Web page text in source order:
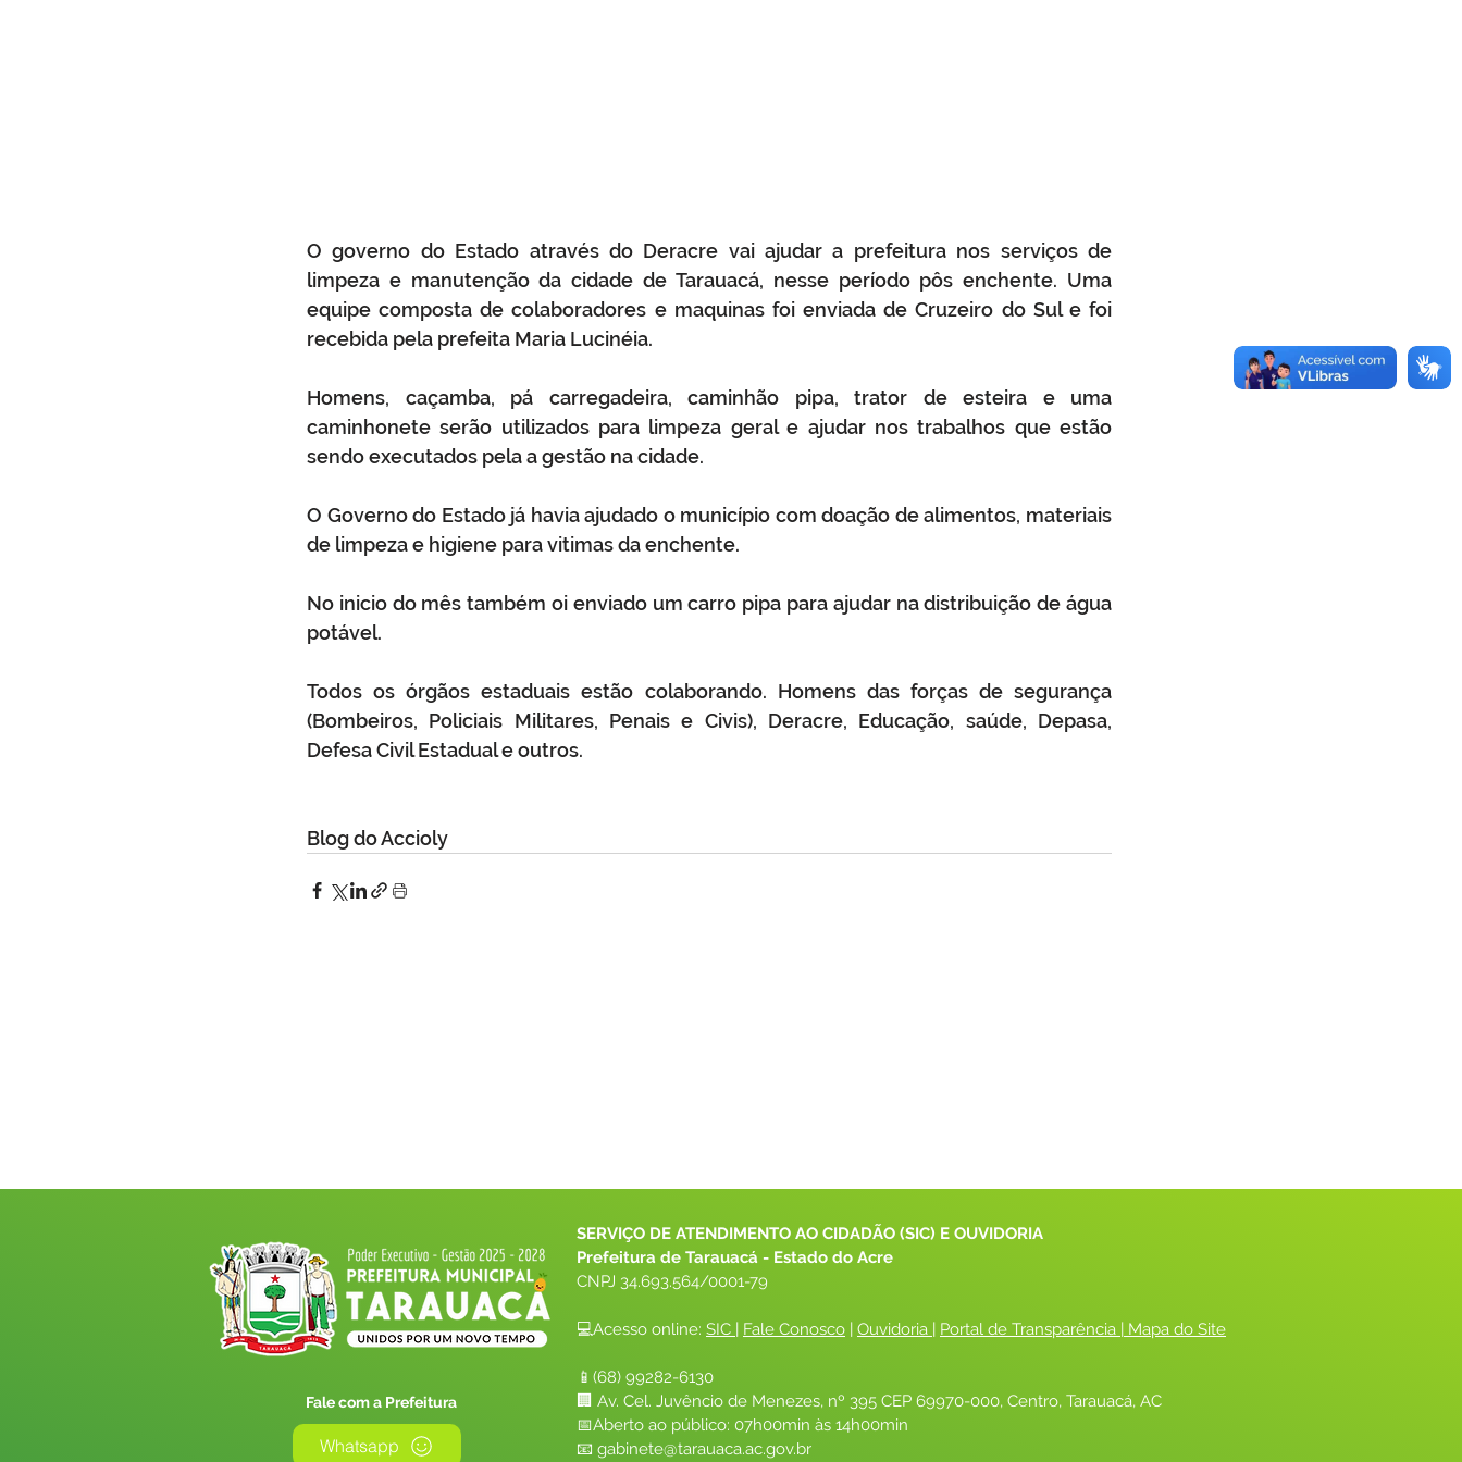
O governo do Estado através do Deracre vai ajudar a prefeitura nos serviços de
limpeza e manutenção da cidade de Tarauacá, nesse período pôs enchente. Uma
equipe composta de colaboradores e maquinas foi enviada de Cruzeiro do Sul e foi
recebida pela prefeita Maria Lucinéia.
Homens, caçamba, pá carregadeira, caminhão pipa, trator de esteira e uma
caminhonete serão utilizados para limpeza geral e ajudar nos trabalhos que estão
sendo executados pela a gestão na cidade.
O Governo do Estado já havia ajudado o município com doação de alimentos, materiais
de limpeza e higiene para vitimas da enchente.
No inicio do mês também oi enviado um carro pipa para ajudar na distribuição de água
potável.
Todos os órgãos estaduais estão colaborando. Homens das forças de segurança
(Bombeiros, Policiais Militares, Penais e Civis), Deracre, Educação, saúde, Depasa,
Defesa Civil Estadual e outros.
Blog do Accioly
Fale com a Prefeitura
Whatsapp
SERVIÇO DE ATENDIMENTO AO CIDADÃO (SIC) E OUVIDORIA
Prefeitura de Tarauacá - Estado do Acre
CNPJ 34.693.564/0001-79
💻Acesso online: SIC | Fale Conosco | Ouvidoria | Portal de Transparência | Mapa do Site
📱(68) 99282-6130
🏢 Av. Cel. Juvêncio de Menezes, nº 395 CEP 69970-000, Centro, Tarauacá, AC
📅Aberto ao público: 07h00min às 14h00min
📧 gabinete@tarauaca.ac.gov.br